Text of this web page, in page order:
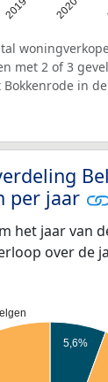
2019 2020
met 2 of 3
in
per jaar
het jaar van
over de
5,6%